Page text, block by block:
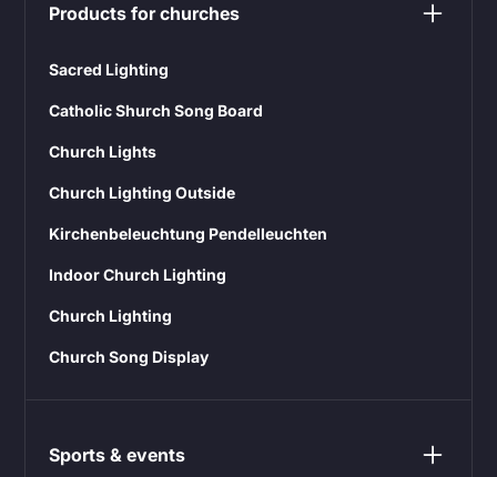
Products for churches
Sacred Lighting
Catholic Shurch Song Board
Church Lights
Church Lighting Outside
Kirchenbeleuchtung Pendelleuchten
Indoor Church Lighting
Church Lighting
Church Song Display
Sports & events